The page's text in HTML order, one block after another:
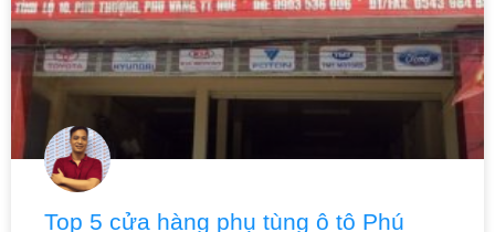
Top 5 cửa hàng phụ tùng ô tô Phú